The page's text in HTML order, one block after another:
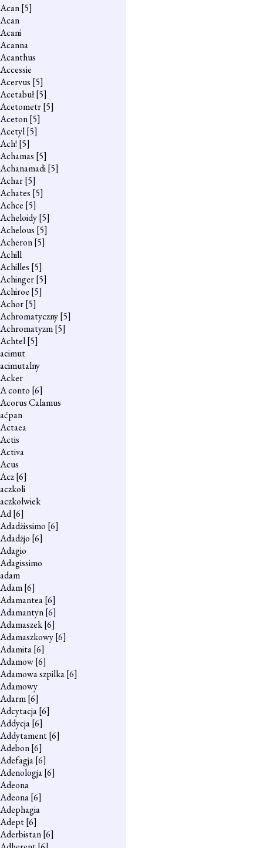
Acan[5]
Acan
Acani
Acanna
Acanthus
Accessie
Acervus [5]
Acetabuł[5]
Acetometr[5]
Aceton[5]
Acetyl[5]
Ach! [5]
Achamas [5]
Achanamadi[5]
Achar[5]
Achates [5]
Achce [5]
Acheloidy[5]
Achelous [5]
Acheron[5]
Achill
Achilles [5]
Achinger[5]
Achiroe [5]
Achor[5]
Achromatyczny[5]
Achromatyzm[5]
Achtel[5]
acimut
acimutalny
Acker
A conto [6]
Acorus Calamus
aćpan
Actaea
Actis
Activa
Acus
Acz[6]
aczkoli
aczkolwiek
Ad[6]
Adadżissimo [6]
Adadżjo [6]
Adagio
Adagissimo
adam
Adam[6]
Adamantea[6]
Adamantyn[6]
Adamaszek[6]
Adamaszkowy[6]
Adamita[6]
Adamow[6]
Adamowa szpilka[6]
Adamowy
Adarm[6]
Adcytacja[6]
Addycja[6]
Addytament[6]
Adebon[6]
Adefagja[6]
Adenologja[6]
Adeona
Adeona[6]
Adephagia
Adept[6]
Aderbistan[6]